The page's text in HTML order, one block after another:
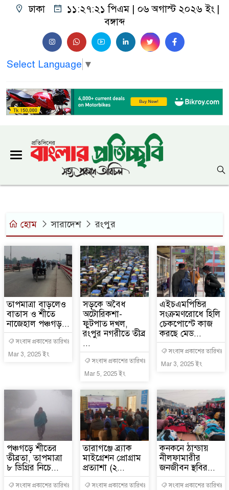
ঢাকা ১১:২৭:২২ পিএম | ০৬ অগাস্ট ২০২৬ ইং |
বঙ্গাব্দ
Select Language ▼
হোম সারাদেশ রংপুর
তাপমাত্রা বাড়লেও
বাতাস ও শীতে
নাজেহাল পঞ্চগড়...
সংবাদ প্রকাশের তারিখঃ
Mar 3, 2025 ইং
সড়কে অবৈধ
অটোরিকশা-
ফুটপাত দখল,
রংপুর নগরীতে তীব্র
...
সংবাদ প্রকাশের তারিখঃ
Mar 5, 2025 ইং
এইচএমপিভির
সংক্রমণরোধে হিলি
চেকপোস্টে কাজ
করছে মেড...
সংবাদ প্রকাশের তারিখঃ
Mar 3, 2025 ইং
পঞ্চগড়ে শীতের
তীব্রতা, তাপমাত্রা
৮ ডিগ্রির নিচে...
সংবাদ প্রকাশের তারিখঃ
তারাগঞ্জে ব্র্যাক
মাইগ্রেশন প্রোগ্রাম
প্রত্যাশা (২...
সংবাদ প্রকাশের তারিখঃ
কনকনে ঠান্ডায়
নীলফামারীর
জনজীবন স্থবির...
সংবাদ প্রকাশের তারিখঃ